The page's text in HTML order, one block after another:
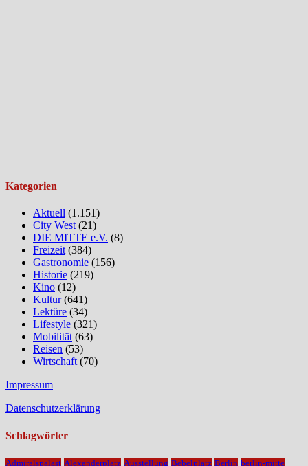
Kategorien
Aktuell (1.151)
City West (21)
DIE MITTE e.V. (8)
Freizeit (384)
Gastronomie (156)
Historie (219)
Kino (12)
Kultur(641)
Lektüre (34)
Lifestyle (321)
Mobilität (63)
Reisen (53)
Wirtschaft (70)
Impressum
Datenschutzerklärung
Schlagwörter
Admiralspalast Alexanderplatz Ausstellung Bebelplatz Berlin berlin-mitte